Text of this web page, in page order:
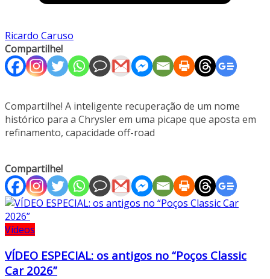
Ricardo Caruso
Compartilhe!
Compartilhe! A inteligente recuperação de um nome
histórico para a Chrysler em uma picape que aposta em
refinamento, capacidade off-road
Compartilhe!
Vídeos
VÍDEO ESPECIAL: os antigos no “Poços Classic
Car 2026”